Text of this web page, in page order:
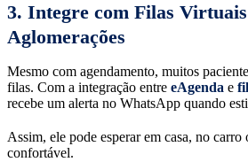
3. Integre com Filas
Aglomerações
Mesmo com agendamento, muitos
filas. Com a integração entre eAgenda e
recebe um alerta no WhatsApp quando
Assim, ele pode esperar em casa, no
confortável.